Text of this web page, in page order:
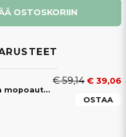
OSTOSKORIIN
Tuulilasin ja lasien liima mopoautoon – 290 ml
€ 59,14€ 39,06
OSTAA